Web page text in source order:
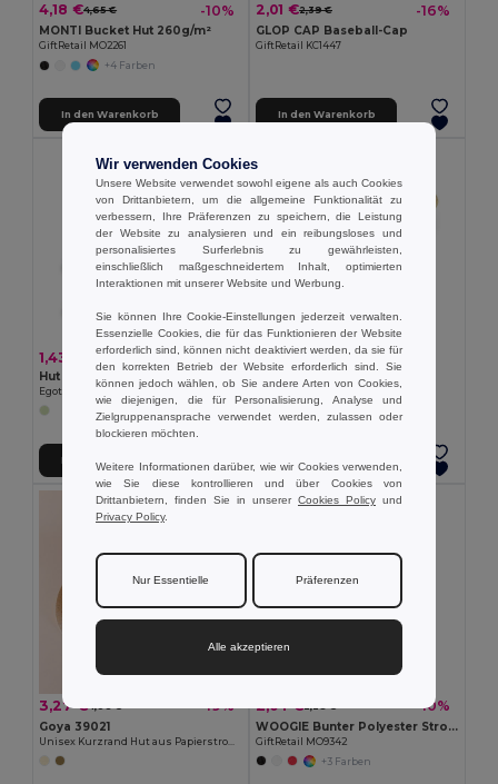
4,18 €4,65 € -10%
MONTI Bucket Hut 260g/m²
GiftRetail MO2261
+4 Farben
In den Warenkorb
2,01 €2,39 € -16%
GLOP CAP Baseball-Cap
GiftRetail KC1447
In den Warenkorb
1,43 €
Hut aus PP mit weißen Band aus Polyester
Egotier 99086
In den Warenkorb
2,22 €
Strohhut aus Naturstroh
3,27 € -19%
Goya 39021
2,04 € -10%
WOOGIE Bunter Polyester Strohhut mit Weißem Band
GiftRetail MO9342
+3 Farben
Wir verwenden Cookies
Unsere Website verwendet sowohl eigene als auch Cookies
von Drittanbietern, um die allgemeine Funktionalität zu
verbessern, Ihre Präferenzen zu speichern, die Leistung
der Website zu analysieren und ein reibungsloses und
personalisiertes Surferlebnis zu gewährleisten,
einschließlich maßgeschneidertem Inhalt, optimierten
Interaktionen mit unserer Website und Werbung.
Sie können Ihre Cookie-Einstellungen jederzeit verwalten.
Essenzielle Cookies, die für das Funktionieren der Website
erforderlich sind, können nicht deaktiviert werden, da sie für
den korrekten Betrieb der Website erforderlich sind. Sie
können jedoch wählen, ob Sie andere Arten von Cookies,
wie diejenigen, die für Personalisierung, Analyse und
Zielgruppenansprache verwendet werden, zulassen oder
blockieren möchten.
Weitere Informationen darüber, wie wir Cookies verwenden,
wie Sie diese kontrollieren und über Cookies von
Drittanbietern, finden Sie in unserer Cookies Policy und
Privacy Policy.
Nur Essentielle Präferenzen
Alle akzeptieren